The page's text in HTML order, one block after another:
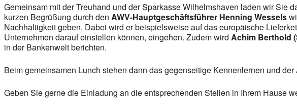
Gemeinsam mit der Treuhand und der Sparkasse Wilhelmshaven laden wir Sie
kurzen Begrüßung durch den AWV-Hauptgeschäftsführer Henning Wessels
Nachhaltigkeit geben. Dabei wird er beispielsweise auf das europäische
Unternehmen darauf einstellen können, eingehen. Zudem wird Achim Berthold
in der Bankenwelt berichten.
Beim gemeinsamen Lunch stehen dann das gegenseitige Kennenlernen und
Geben Sie gerne die Einladung an die entsprechenden Stellen in Ihrem Hause